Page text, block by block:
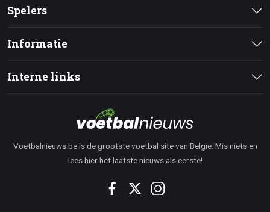
Spelers
Informatie
Interne links
Voetbalnieuws.be is de grootste voetbal site van Belgie. Mis niets en
lees hier het laatste nieuws als eerste!